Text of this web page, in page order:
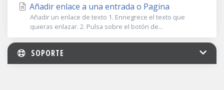
Añadir enlace a una entrada o Pagina
Añadir un enlace de texto 1. Ennegrece el texto que
quieras enlazar. 2. Pulsa sobre el botón de...
SOPORTE